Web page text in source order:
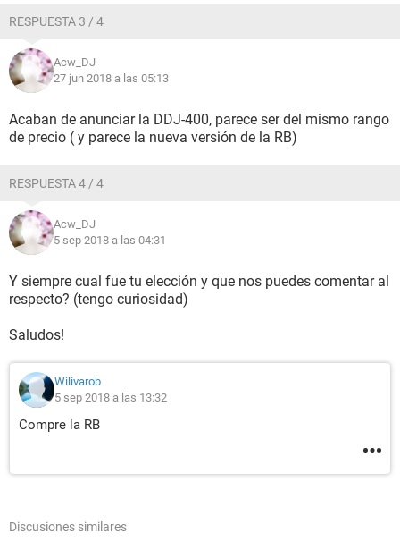
RESPUESTA 3 / 4
Acw_DJ
27 jun 2018 a las 05:13
Acaban de anunciar la DDJ-400, parece ser del mismo rango
de precio ( y parece la nueva versión de la RB)
RESPUESTA 4 / 4
Acw_DJ
5 sep 2018 a las 04:31
Y siempre cual fue tu elección y que nos puedes comentar al
respecto? (tengo curiosidad)
Saludos!
Wilivarob
5 sep 2018 a las 13:32
Compre la RB
Discusiones similares